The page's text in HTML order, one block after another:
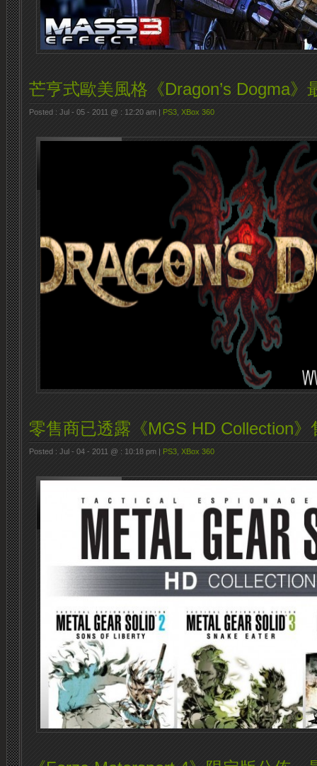
芒亨式歐美風格《Dragon’s Dogma》
Posted : Jul - 05 - 2011 @ : 12:20 am | PS3 XBox 360
零售商已透露《MGS HD Collection》
Posted : Jul - 04 - 2011 @ : 10:18 pm | PS3 XBox 360